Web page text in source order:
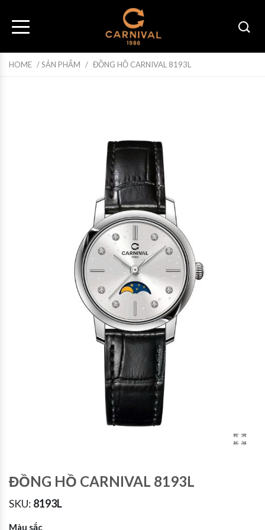
HOME /SẢN PHẨM / ĐỒNG HỒ CARNIVAL 8193L
ĐỒNG HỒ CARNIVAL 8193L
SKU: 8193L
Màu sắc